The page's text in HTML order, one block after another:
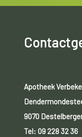
Apotheek
9070
Tel: 09 228 32 36